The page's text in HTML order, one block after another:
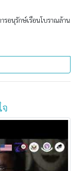
อนุรักษ์เรือนโบราณล้าน